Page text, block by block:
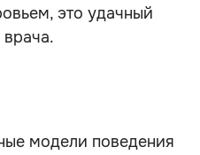
это удачный
врача.
модели поведения